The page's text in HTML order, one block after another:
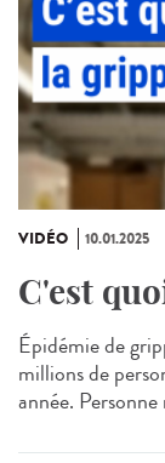
VIDÉO 10.01.2025
C'est
Épidémie de
millions de
année.